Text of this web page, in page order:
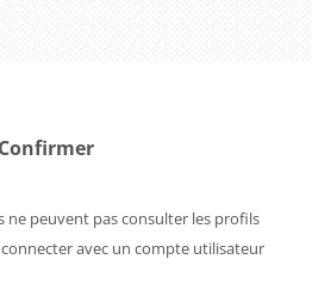
Confirmer
ne peuvent pas consulter les profils
avec un compte utilisateur